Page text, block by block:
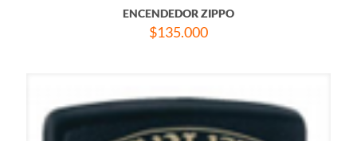
ENCENDEDOR ZIPPO
$135.000